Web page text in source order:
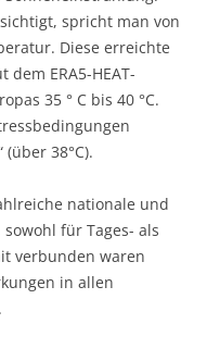
spricht man von
Diese erreichte
ERA5-HEAT-
35 ° C bis 40 °C.
(über 38°C).
nationale und
für Tages- als
verbunden waren
in allen